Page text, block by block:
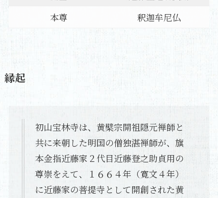
本尊
釈迦牟尼仏
縁起
初山宝林寺は、黄檗宗開祖隠元禅師と
共に来朝した明国の僧独湛禅師が、旗
本金指近藤家２代目近藤登之助貞用の
尊崇をえて、１６６４年（寛文４年）
に近藤家の菩提寺として開創された黄